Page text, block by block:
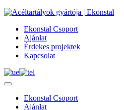
Ekonstal Csoport
Ajánlat
Érdekes projektek
Kapcsolat
Ekonstal Csoport
Ajánlat